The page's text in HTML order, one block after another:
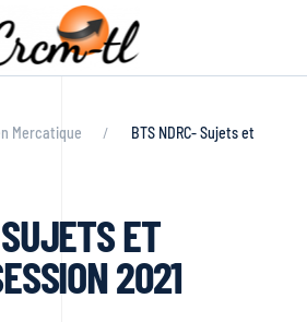
Mercatique
BTS NDRC- Sujets et
ET
2021